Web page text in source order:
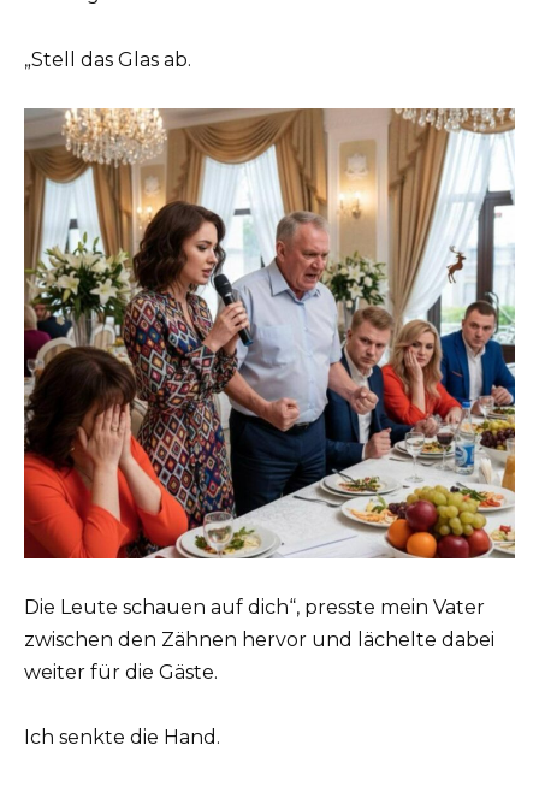
„Stell das Glas ab.
Die Leute schauen auf dich“, presste mein Vater
zwischen den Zähnen hervor und lächelte dabei
weiter für die Gäste.
Ich senkte die Hand.